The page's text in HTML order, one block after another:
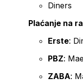
Diners
Plaćanje na
Erste:
PBZ:
ZABA: